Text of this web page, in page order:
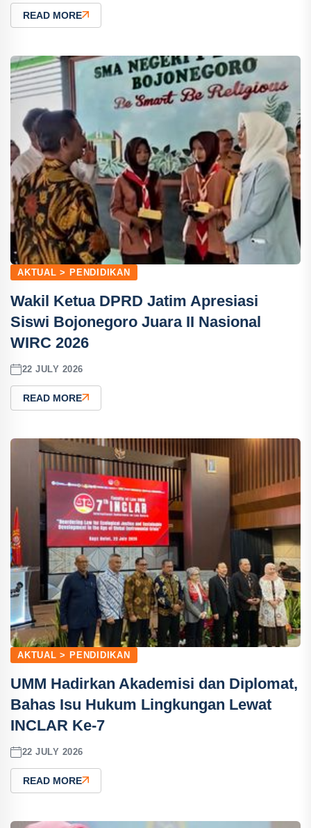
READ MORE
AKTUAL > PENDIDIKAN
Wakil Ketua DPRD Jatim Apresiasi
Siswi Bojonegoro Juara II Nasional
WIRC 2026
22 JULY 2026
READ MORE
AKTUAL > PENDIDIKAN
UMM Hadirkan Akademisi dan Diplomat,
Bahas Isu Hukum Lingkungan Lewat
INCLAR Ke-7
22 JULY 2026
READ MORE